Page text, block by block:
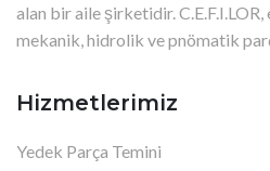
alan bir aile şirketidir.
mekanik, hidrolik ve pnömatik
Hizmetlerimiz
Yedek Parça Temini